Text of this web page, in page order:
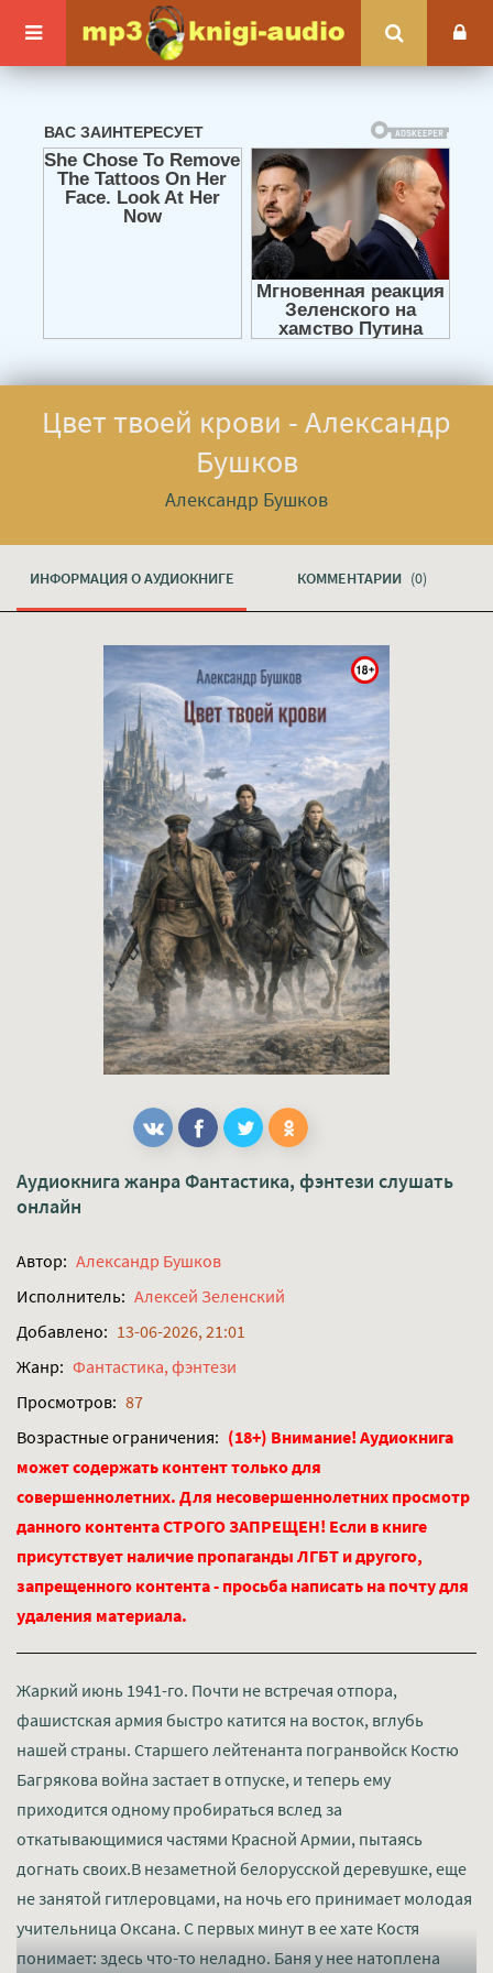
Цвет твоей крови - Александр
Бушков
Александр Бушков
ИНФОРМАЦИЯ О АУДИОКНИГЕ КОММЕНТАРИИ (0)
Аудиокнига жанра Фантастика, фэнтези слушать
онлайн
Автор: Александр Бушков
Исполнитель: Алексей Зеленский
Добавлено: 13-06-2026, 21:01
Жанр: Фантастика, фэнтези
Просмотров: 87
Возрастные ограничения: (18+) Внимание! Аудиокнига
может содержать контент только для
совершеннолетних. Для несовершеннолетних просмотр
данного контента СТРОГО ЗАПРЕЩЕН! Если в книге
присутствует наличие пропаганды ЛГБТ и другого,
запрещенного контента - просьба написать на почту для
удаления материала.
Жаркий июнь 1941-го. Почти не встречая отпора,
фашистская армия быстро катится на восток, вглубь
нашей страны. Старшего лейтенанта погранвойск Костю
Багрякова война застает в отпуске, и теперь ему
приходится одному пробираться вслед за
откатывающимися частями Красной Армии, пытаясь
догнать своих.В незаметной белорусской деревушке, еще
не занятой гитлеровцами, на ночь его принимает молодая
учительница Оксана. С первых минут в ее хате Костя
понимает: здесь что-то неладно. Баня у нее натоплена